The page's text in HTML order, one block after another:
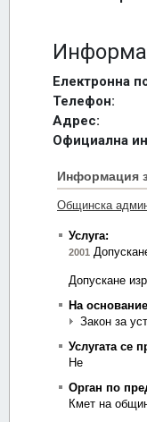
Електронна
Телефон:
Адрес:
Официална